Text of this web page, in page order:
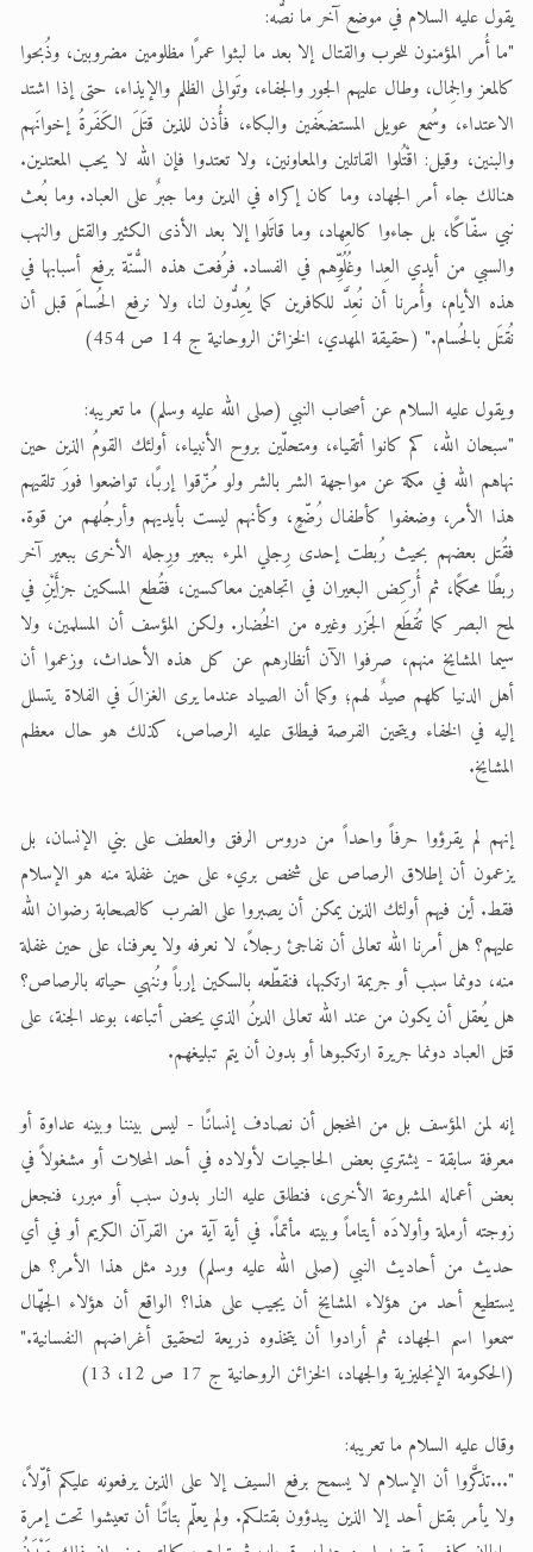
يقول عليه السلام في موضع آخر ما نصُّه:
"ما أُمر المؤمنون للحرب والقتال إلا بعد ما لبثوا عمرًا مظلومين مضروبين، وذُبحوا
كالمعز والجِمال، وطال عليهم الجور والجفاء، وتَوالى الظلم والإيذاء، حتى إذا اشتد
الاعتداء، وسُمع عويل المستضعَفين والبكاء، فأُذن للذين قتَلَ الكَفَرةُ إخوانَهم
والبنين، وقيل: اقْتُلوا القاتلين والمعاونين، ولا تعتدوا فإن الله لا يحب المعتدين.
هنالك جاء أمر الجهاد، وما كان إكراه في الدين وما جبرٌ على العباد. وما بُعث
نبي سفّاكًا، بل جاءوا كالعِهاد، وما قاتَلوا إلا بعد الأذى الكثير والقتل والنهب
والسبي من أيدي العِدا وغُلُوِّهم في الفساد. فرُفعت هذه السُّنّة برفع أسبابها في
هذه الأيام، وأُمرنا أن نُعِدَّ للكافرين كما يُعِدُّون لنا، ولا نرفع الحُسامَ قبل أن
نُقتَل بالحُسام." (حقيقة المهدي، الخزائن الروحانية ج 14 ص 454)
ويقول عليه السلام عن أصحاب النبي (صلى الله عليه وسلم) ما تعريبه:
"سبحان الله، كم كانوا أتقياء، ومتحلّين بروح الأنبياء، أولئك القومُ الذين حين
نهاهم الله في مكة عن مواجهة الشر بالشر ولو مُزّقوا إربًا، تواضعوا فورَ تلقيهم
هذا الأمر، وضعفوا كأطفال رُضّعٍ، وكأنهم ليست بأيديهم وأرجُلهم من قوة.
فقُتل بعضهم بحيث رُبطت إحدى رِجلي المرء ببعير ورِجله الأخرى ببعير آخر
ربطًا محكمًا، ثم أُركِض البعيران في اتجاهين معاكسين، فقُطع المسكين جزأَيْنِ في
لمح البصر كما تُقطَع الجَزر وغيره من الخُضار. ولكن المؤسف أن المسلمين، ولا
سيما المشايخ منهم، صرفوا الآن أنظارهم عن كل هذه الأحداث، وزعموا أن
أهل الدنيا كلهم صيدٌ لهم؛ وكما أن الصياد عندما يرى الغزالَ في الفلاة يتسلل
إليه في الخفاء ويتحين الفرصة فيطلق عليه الرصاص، كذلك هو حال معظم
المشايخ.
إنهم لم يقرؤوا حرفاً واحداً من دروس الرفق والعطف على بني الإنسان، بل
يزعمون أن إطلاق الرصاص على شخص بريء على حين غفلة منه هو الإسلام
فقط. أين فيهم أولئك الذين يمكن أن يصبروا على الضرب كالصحابة رضوان الله
عليهم؟ هل أمرنا الله تعالى أن نفاجئ رجلاً، لا نعرفه ولا يعرفنا، على حين غفلة
منه، دونما سبب أو جريمة ارتكبها، فنقطّعه بالسكين إرباً ونُنهي حياته بالرصاص؟
هل يُعقل أن يكون من عند الله تعالى الدينُ الذي يحض أتباعه، بوعد الجنة، على
قتل العباد دونما جريرة ارتكبوها أو بدون أن يتم تبليغهم.
إنه لمن المؤسف بل من المخجل أن نصادف إنسانًا - ليس بيننا وبينه عداوة أو
معرفة سابقة - يشتري بعض الحاجيات لأولاده في أحد المحلات أو مشغولاً في
بعض أعماله المشروعة الأخرى، فنطلق عليه النار بدون سبب أو مبرر، فنجعل
زوجته أرملة وأولادَه أيتاماً وبيته مأتماً. في أية آية من القرآن الكريم أو في أي
حديث من أحاديث النبي (صلى الله عليه وسلم) ورد مثل هذا الأمر؟ هل
يستطيع أحد من هؤلاء المشايخ أن يجيب على هذا؟ الواقع أن هؤلاء الجهّال
سمعوا اسم الجهاد، ثم أرادوا أن يتخذوه ذريعة لتحقيق أغراضهم النفسانية."
(الحكومة الإنجليزية والجهاد، الخزائن الروحانية ج 17 ص 12، 13)
وقال عليه السلام ما تعريبه:
"...تذكَّروا أن الإسلام لا يسمح برفع السيف إلا على الذين يرفعونه عليكم أوّلاً،
ولا يأمر بقتل أحد إلا الذين يبدؤون بقتلكم. ولم يعلّم بتاتًا أن تعيشوا تحت إمرة